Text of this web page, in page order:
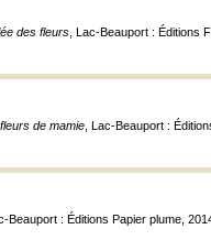
des fleurs , Lac-Beauport : Éditions
de mamie , Lac-Beauport :
Beauport : Éditions Papier plume,